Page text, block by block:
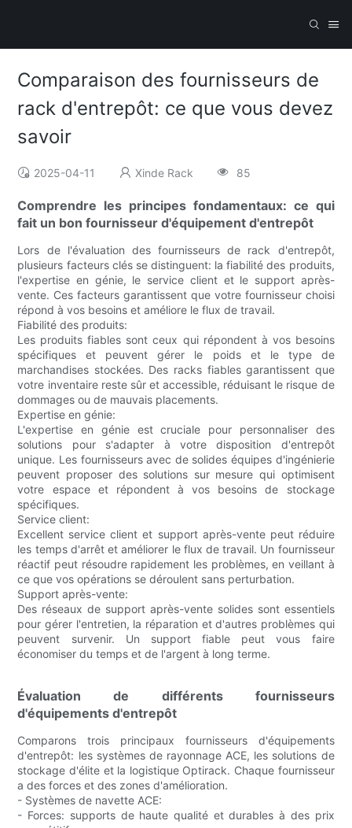
Comparaison des fournisseurs de
rack d'entrepôt: ce que vous devez
savoir
2025-04-11 Xinde Rack 85
Comprendre les principes fondamentaux: ce qui
fait un bon fournisseur d'équipement d'entrepôt
Lors de l'évaluation des fournisseurs de rack d'entrepôt,
plusieurs facteurs clés se distinguent: la fiabilité des produits,
l'expertise en génie, le service client et le support après-
vente. Ces facteurs garantissent que votre fournisseur choisi
répond à vos besoins et améliore le flux de travail.
Fiabilité des produits:
Les produits fiables sont ceux qui répondent à vos besoins
spécifiques et peuvent gérer le poids et le type de
marchandises stockées. Des racks fiables garantissent que
votre inventaire reste sûr et accessible, réduisant le risque de
dommages ou de mauvais placements.
Expertise en génie:
L'expertise en génie est cruciale pour personnaliser des
solutions pour s'adapter à votre disposition d'entrepôt
unique. Les fournisseurs avec de solides équipes d'ingénierie
peuvent proposer des solutions sur mesure qui optimisent
votre espace et répondent à vos besoins de stockage
spécifiques.
Service client:
Excellent service client et support après-vente peut réduire
les temps d'arrêt et améliorer le flux de travail. Un fournisseur
réactif peut résoudre rapidement les problèmes, en veillant à
ce que vos opérations se déroulent sans perturbation.
Support après-vente:
Des réseaux de support après-vente solides sont essentiels
pour gérer l'entretien, la réparation et d'autres problèmes qui
peuvent survenir. Un support fiable peut vous faire
économiser du temps et de l'argent à long terme.
Évaluation de différents fournisseurs
d'équipements d'entrepôt
Comparons trois principaux fournisseurs d'équipements
d'entrepôt: les systèmes de rayonnage ACE, les solutions de
stockage d'élite et la logistique Optirack. Chaque fournisseur
a des forces et des zones d'amélioration.
- Systèmes de navette ACE:
- Forces: supports de haute qualité et durables à des prix